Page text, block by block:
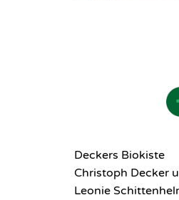
Deckers Biokiste
Christoph Decker
Leonie